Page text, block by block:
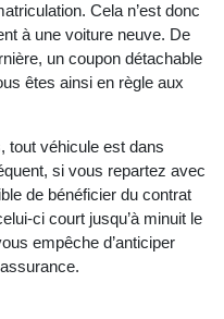
Cela n’est donc
à une voiture neuve. De
un coupon détachable
êtes ainsi en règle aux
tout véhicule est dans
si vous repartez avec
de bénéficier du contrat
ci court jusqu’à minuit le
empêche d’anticiper